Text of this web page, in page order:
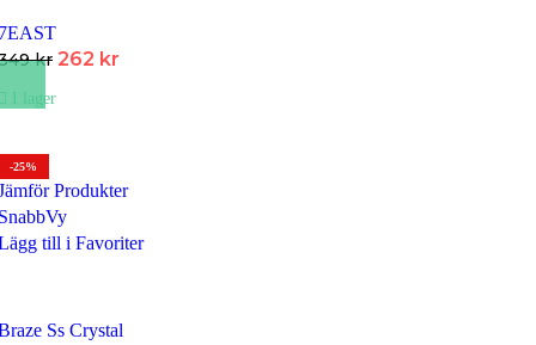
kr Det
262 kr
I lager
-25%
Produkter
till i Favoriter
Ss Crystal